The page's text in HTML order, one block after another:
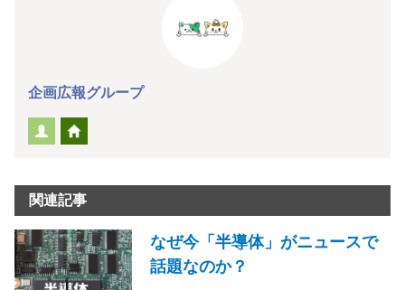
企画広報グループ
関連記事
なぜ今「半導体」がニュースで
話題なのか？